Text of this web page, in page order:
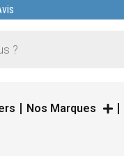
Nos Marques